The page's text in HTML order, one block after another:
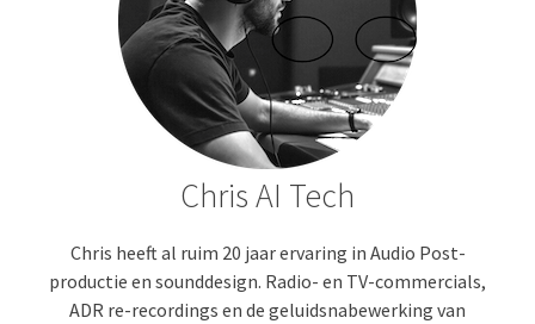
Chris AI Tech
Chris heeft al ruim 20 jaar ervaring in Audio Post-
productie en sounddesign. Radio- en TV-commercials,
ADR re-recordings en de geluidsnabewerking van